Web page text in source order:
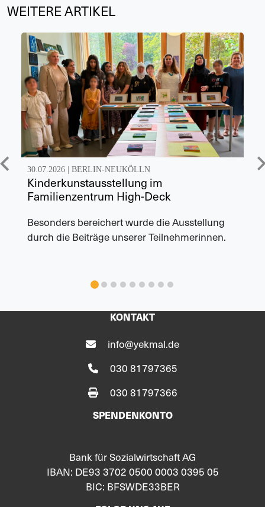
WEITERE ARTIKEL
30.07.2026 | BERLIN-NEUKÖLLN
Kinderkunstausstellung im
Familienzentrum High-Deck
Besonders bereichert wurde die Ausstellung
durch die Beiträge unserer Teilnehmerinnen.
KONTAKT
info@yekmal.de
030 81797365
030 81797366
SPENDENKONTO
Bank für Sozialwirtschaft AG
IBAN: DE93 3702 0500 0003 0395 05
BIC: BFSWDE33BER